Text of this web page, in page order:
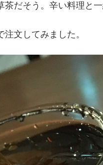
だそう。辛い料理と一
文してみました。